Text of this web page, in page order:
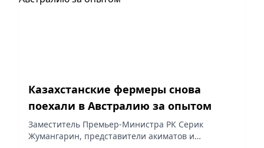
Казахстанские фермеры снова
поехали в Австралию за опытом
Заместитель Премьер-Министра РК Серик
Жумангарин, представители акиматов и